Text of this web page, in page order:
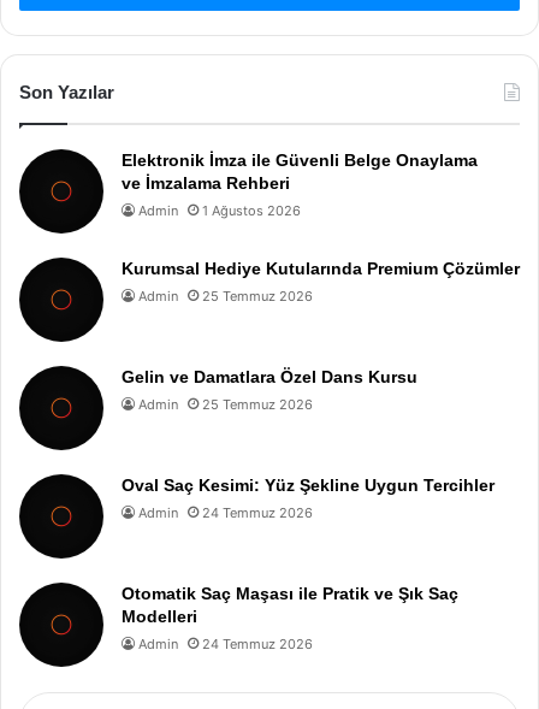
Son Yazılar
Elektronik İmza ile Güvenli Belge Onaylama
ve İmzalama Rehberi
Admin 1 Ağustos 2026
Kurumsal Hediye Kutularında Premium Çözümler
Admin 25 Temmuz 2026
Gelin ve Damatlara Özel Dans Kursu
Admin 25 Temmuz 2026
Oval Saç Kesimi: Yüz Şekline Uygun Tercihler
Admin 24 Temmuz 2026
Otomatik Saç Maşası ile Pratik ve Şık Saç
Modelleri
Admin 24 Temmuz 2026